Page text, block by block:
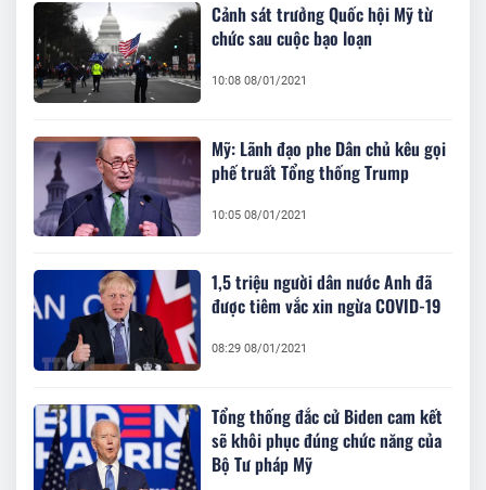
Cảnh sát trưởng Quốc hội Mỹ từ
chức sau cuộc bạo loạn
10:08 08/01/2021
Mỹ: Lãnh đạo phe Dân chủ kêu gọi
phế truất Tổng thống Trump
10:05 08/01/2021
1,5 triệu người dân nước Anh đã
được tiêm vắc xin ngừa COVID-19
08:29 08/01/2021
Tổng thống đắc cử Biden cam kết
sẽ khôi phục đúng chức năng của
Bộ Tư pháp Mỹ